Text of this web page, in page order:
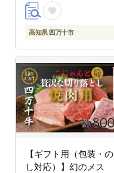
高知県 四万十市
【ギフト用（包装・の
し対応）】幻のメス